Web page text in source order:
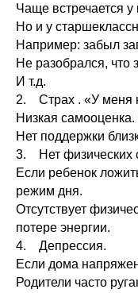
Чаще встречается
Но и у
Например: забыл
Не разобрался, что
И т.д.
2. Страх . «У меня
Низкая
Нет поддержки
3. Нет физических
Если ребенок
режим дня.
Отсутствует
потере энергии.
4. Депрессия.
Если дома
Родители часто